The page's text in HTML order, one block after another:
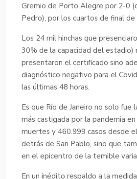
Gremio de Porto Alegre por 2-0
Pedro), por los cuartos de final de
Los 24 mil hinchas que
30% de la capacidad del estadio)
presentaron el certificado sino
diagnóstico negativo para el
las últimas 48 horas.
Es que Río de Janeiro no solo fue
más castigada por la pandemia
muertes y 460.999 casos desde
detrás de San Pablo, sino que
en el epicentro de la temible
En un inédito respaldo a la